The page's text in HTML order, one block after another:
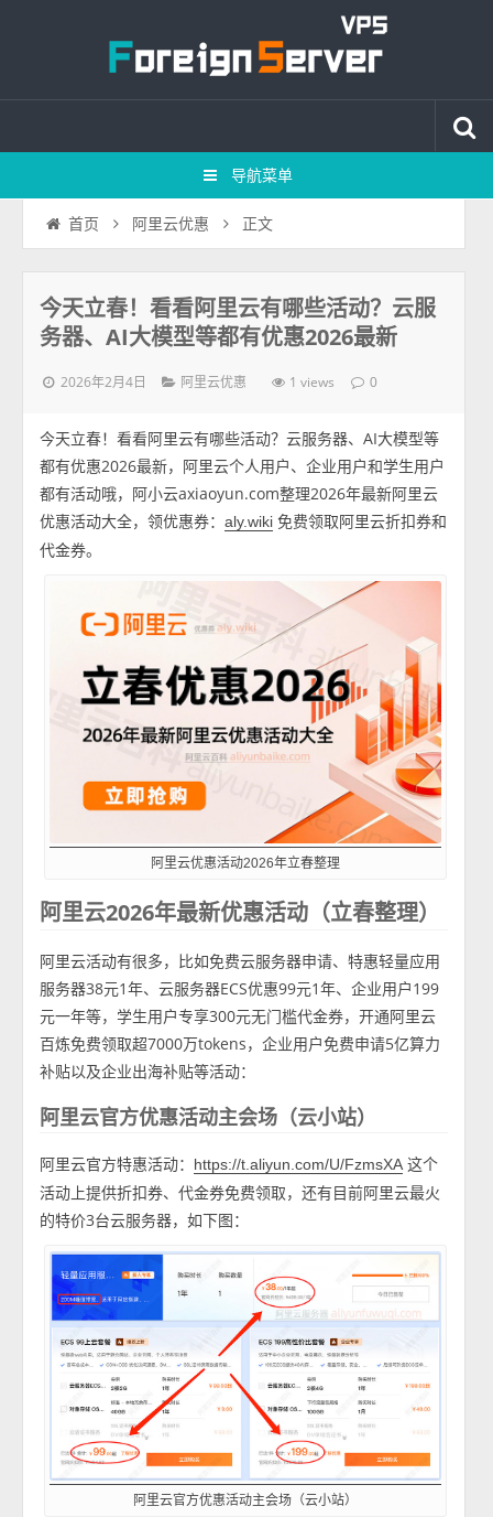
导航菜单
首页 阿里云优惠 正文
今天立春！看看阿里云有哪些活动？云服
务器、AI大模型等都有优惠2026最新
2026年2月4日 阿里云优惠 1 views 0
今天立春！看看阿里云有哪些活动？云服务器、AI大模型等
都有优惠2026最新，阿里云个人用户、企业用户和学生用户
都有活动哦，阿小云axiaoyun.com整理2026年最新阿里云
优惠活动大全，领优惠券：aly.wiki 免费领取阿里云折扣券和
代金券。
阿里云优惠活动2026年立春整理
阿里云2026年最新优惠活动（立春整理）
阿里云活动有很多，比如免费云服务器申请、特惠轻量应用
服务器38元1年、云服务器ECS优惠99元1年、企业用户199
元一年等，学生用户专享300元无门槛代金券，开通阿里云
百炼免费领取超7000万tokens，企业用户免费申请5亿算力
补贴以及企业出海补贴等活动：
阿里云官方优惠活动主会场（云小站）
阿里云官方特惠活动： https://t.aliyun.com/U/FzmsXA这个
活动上提供折扣券、代金券免费领取，还有目前阿里云最火
的特价3台云服务器，如下图：
阿里云官方优惠活动主会场（云小站）